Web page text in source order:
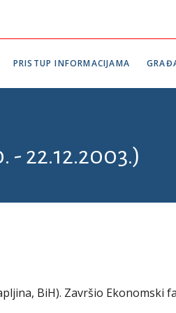
PRISTUP INFORMACIJAMA
- 22.12.2003.)
BiH). Završio Ekonomski